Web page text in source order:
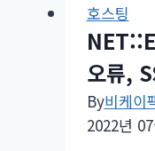
호스팅
오류,
By비케이
2022년